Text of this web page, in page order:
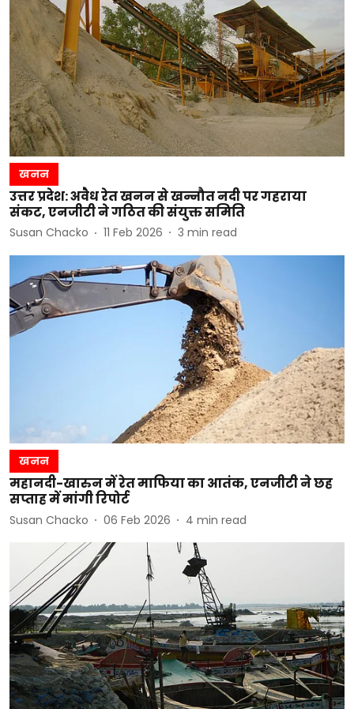
खनन
उत्तर प्रदेश: अवैध रेत खनन से खन्नौत नदी पर गहराया
संकट, एनजीटी ने गठित की संयुक्त समिति
Susan Chacko 11 Feb 2026 3 min read
खनन
महानदी-खारुन में रेत माफिया का आतंक, एनजीटी ने छह
सप्ताह में मांगी रिपोर्ट
Susan Chacko 06 Feb 2026 4 min read